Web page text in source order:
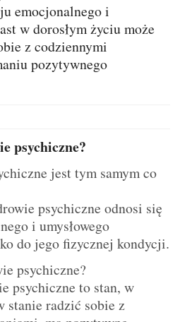
emocjonalnego i
w dorosłym życiu może
z codziennymi
pozytywnego
psychiczne?
psychiczne odnosi się
i umysłowego
do jego fizycznej kondycji.
psychiczne?
psychiczne to stan, w
stanie radzić sobie z